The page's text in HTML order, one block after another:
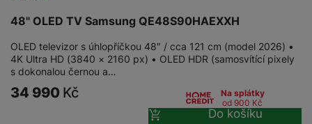
48" OLED TV Samsung QE48S90HAEXXH
OLED televizor s úhlopříčkou 48″ / cca 121 cm (model 2026) •
4K Ultra HD (3840 × 2160 px) • OLED HDR (samosvítící pixely
s dokonalou černou a…
34 990 Kč
Na splátky
od 900 Kč
Do košíku